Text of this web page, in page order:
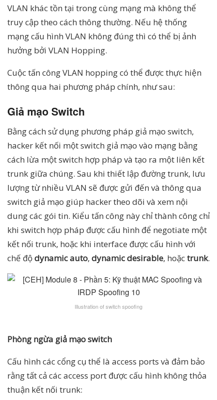
VLAN khác tồn tại trong cùng mạng mà không thể
truy cập theo cách thông thường. Nếu hệ thống
mạng cấu hình VLAN không đúng thì có thể bị ảnh
hưởng bởi VLAN Hopping.
Cuộc tấn công VLAN hopping có thể được thực hiện
thông qua hai phương pháp chính, như sau:
Giả mạo Switch
Bằng cách sử dụng phương pháp giả mạo switch,
hacker kết nối một switch giả mạo vào mạng bằng
cách lừa một switch hợp pháp và tạo ra một liên kết
trunk giữa chúng. Sau khi thiết lập đường trunk, lưu
lượng từ nhiều VLAN sẽ được gửi đến và thông qua
switch giả mạo giúp hacker theo dõi và xem nội
dung các gói tin. Kiểu tấn công này chỉ thành công chỉ
khi switch hợp pháp được cấu hình để negotiate một
kết nối trunk, hoặc khi interface được cấu hình với
chế độdynamic auto, dynamic desirable, hoặctrunk.
Illustration of switch spoofing
Phòng ngừa giả mạo switch
Cấu hình các cổng cụ thể là access ports và đảm bảo
rằng tất cả các access port được cấu hình không thỏa
thuận kết nối trunk: